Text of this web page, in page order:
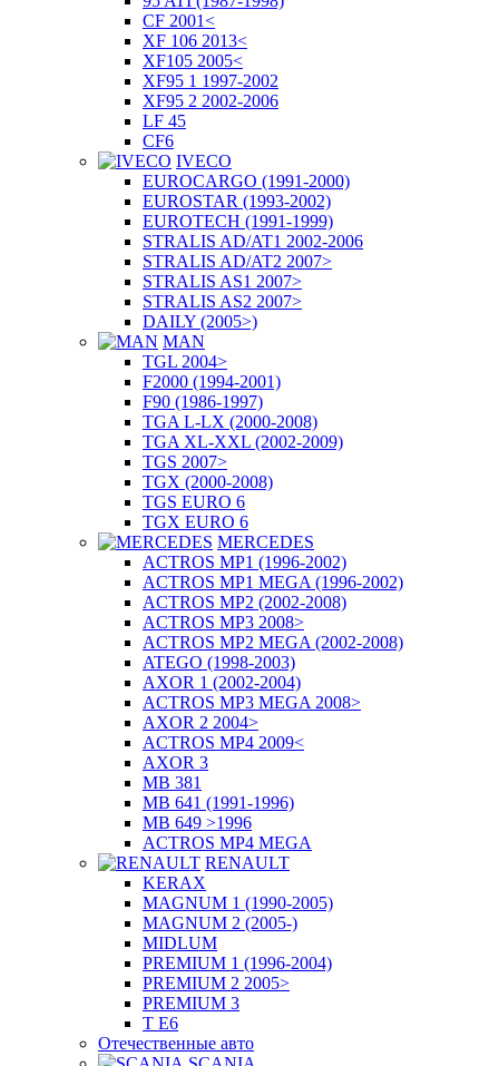
CF 2001<
XF 106 2013<
XF105 2005<
XF95 1 1997-2002
XF95 2 2002-2006
LF 45
CF6
IVECO
EUROCARGO (1991-2000)
EUROSTAR (1993-2002)
EUROTECH (1991-1999)
STRALIS AD/AT1 2002-2006
STRALIS AD/AT2 2007>
STRALIS AS1 2007>
STRALIS AS2 2007>
DAILY (2005>)
MAN
TGL 2004>
F2000 (1994-2001)
F90 (1986-1997)
TGA L-LX (2000-2008)
TGA XL-XXL (2002-2009)
TGS 2007>
TGX (2000-2008)
TGS EURO 6
TGX EURO 6
MERCEDES
ACTROS MP1 (1996-2002)
ACTROS MP1 MEGA (1996-2002)
ACTROS MP2 (2002-2008)
ACTROS MP3 2008>
ACTROS MP2 MEGA (2002-2008)
ATEGO (1998-2003)
AXOR 1 (2002-2004)
ACTROS MP3 MEGA 2008>
AXOR 2 2004>
ACTROS MP4 2009<
AXOR 3
MB 381
MB 641 (1991-1996)
MB 649 >1996
ACTROS MP4 MEGA
RENAULT
KERAX
MAGNUM 1 (1990-2005)
MAGNUM 2 (2005-)
MIDLUM
PREMIUM 1 (1996-2004)
PREMIUM 2 2005>
PREMIUM 3
T E6
Отечественные авто